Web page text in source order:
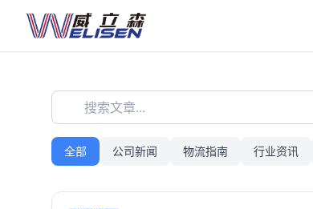
搜索文章...
全部 公司新闻 物流指南 行业资讯